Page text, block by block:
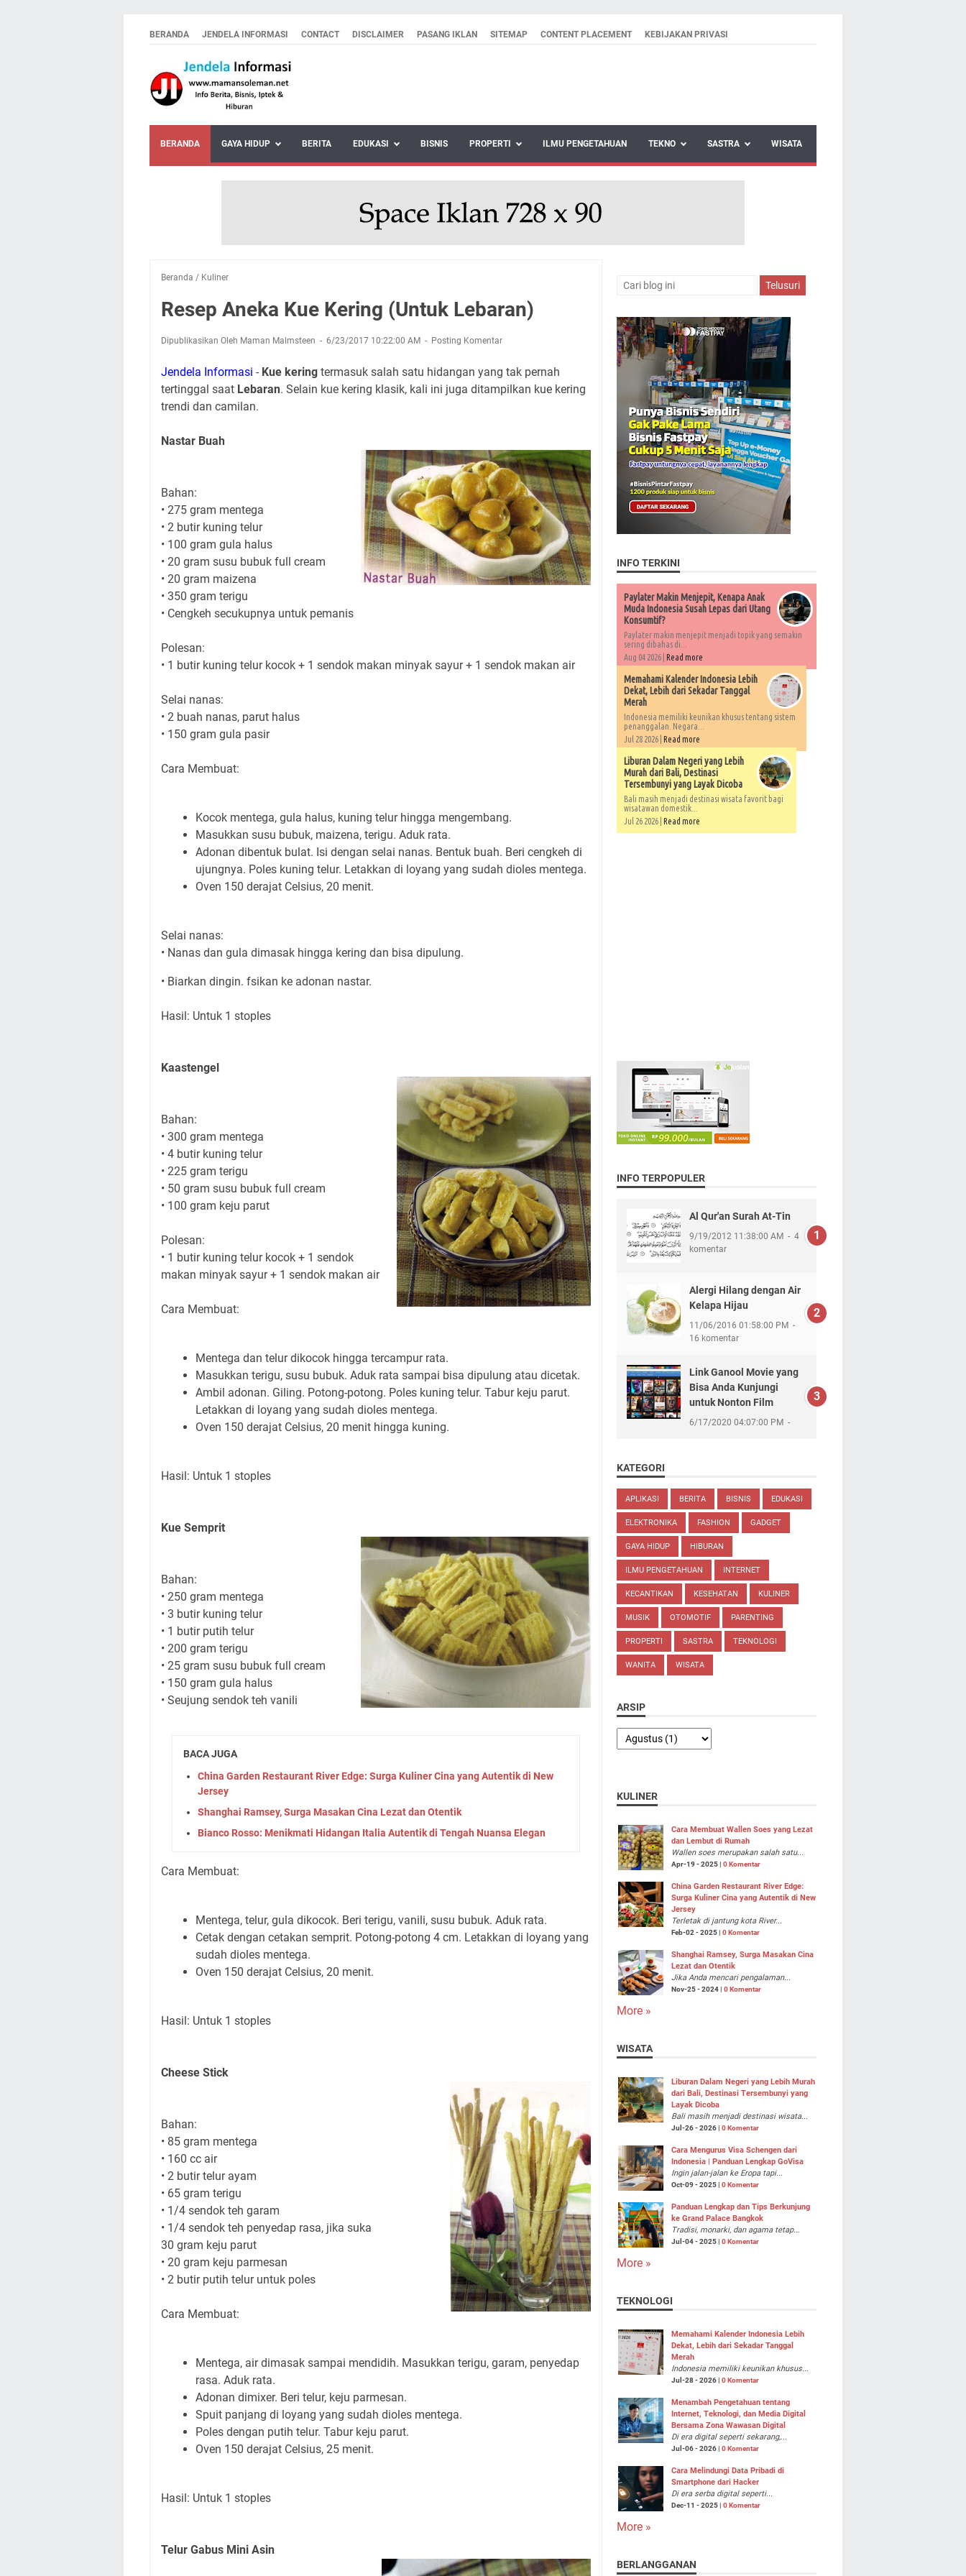
BERANDA JENDELA INFORMASI CONTACT DISCLAIMER PASANG IKLAN SITEMAP CONTENT PLACEMENT KEBIJAKAN PRIVASI
BERANDA GAYA HIDUP BERITA EDUKASI BISNIS PROPERTI ILMU PENGETAHUAN TEKNO SASTRA WISATA
Beranda / Kuliner
Resep Aneka Kue Kering (Untuk Lebaran)
Dipublikasikan Oleh Maman Malmsteen 6/23/2017 10:22:00 AM Posting Komentar
Jendela Informasi - Kue kering termasuk salah satu hidangan yang tak pernah
tertinggal saat Lebaran. Selain kue kering klasik, kali ini juga ditampilkan kue kering
trendi dan camilan.
Nastar Buah
Bahan:
• 275 gram mentega
• 2 butir kuning telur
• 100 gram gula halus
• 20 gram susu bubuk full cream
• 20 gram maizena
• 350 gram terigu
• Cengkeh secukupnya untuk pemanis
Polesan:
• 1 butir kuning telur kocok + 1 sendok makan minyak sayur + 1 sendok makan air
Selai nanas:
• 2 buah nanas, parut halus
• 150 gram gula pasir
Cara Membuat:
Kocok mentega, gula halus, kuning telur hingga mengembang.
Masukkan susu bubuk, maizena, terigu. Aduk rata.
Adonan dibentuk bulat. Isi dengan selai nanas. Bentuk buah. Beri cengkeh di
ujungnya. Poles kuning telur. Letakkan di loyang yang sudah dioles mentega.
Oven 150 derajat Celsius, 20 menit.
Selai nanas:
• Nanas dan gula dimasak hingga kering dan bisa dipulung.
• Biarkan dingin. fsikan ke adonan nastar.
Hasil: Untuk 1 stoples
Kaastengel
Bahan:
• 300 gram mentega
• 4 butir kuning telur
• 225 gram terigu
• 50 gram susu bubuk full cream
• 100 gram keju parut
Polesan:
• 1 butir kuning telur kocok + 1 sendok
makan minyak sayur + 1 sendok makan air
Cara Membuat:
Mentega dan telur dikocok hingga tercampur rata.
Masukkan terigu, susu bubuk. Aduk rata sampai bisa dipulung atau dicetak.
Ambil adonan. Giling. Potong-potong. Poles kuning telur. Tabur keju parut.
Letakkan di loyang yang sudah dioles mentega.
Oven 150 derajat Celsius, 20 menit hingga kuning.
Hasil: Untuk 1 stoples
Kue Semprit
Bahan:
• 250 gram mentega
• 3 butir kuning telur
• 1 butir putih telur
• 200 gram terigu
• 25 gram susu bubuk full cream
• 150 gram gula halus
• Seujung sendok teh vanili
BACA JUGA
China Garden Restaurant River Edge: Surga Kuliner Cina yang Autentik di New
Jersey
Shanghai Ramsey, Surga Masakan Cina Lezat dan Otentik
Bianco Rosso: Menikmati Hidangan Italia Autentik di Tengah Nuansa Elegan
Cara Membuat:
Mentega, telur, gula dikocok. Beri terigu, vanili, susu bubuk. Aduk rata.
Cetak dengan cetakan semprit. Potong-potong 4 cm. Letakkan di loyang yang
sudah dioles mentega.
Oven 150 derajat Celsius, 20 menit.
Hasil: Untuk 1 stoples
Cheese Stick
Bahan:
• 85 gram mentega
• 160 cc air
• 2 butir telur ayam
• 65 gram terigu
• 1/4 sendok teh garam
• 1/4 sendok teh penyedap rasa, jika suka
30 gram keju parut
• 20 gram keju parmesan
• 2 butir putih telur untuk poles
Cara Membuat:
Mentega, air dimasak sampai mendidih. Masukkan terigu, garam, penyedap
rasa. Aduk rata.
Adonan dimixer. Beri telur, keju parmesan.
Spuit panjang di loyang yang sudah dioles mentega.
Poles dengan putih telur. Tabur keju parut.
Oven 150 derajat Celsius, 25 menit.
Hasil: Untuk 1 stoples
Telur Gabus Mini Asin
INFO TERKINI
Paylater Makin Menjepit, Kenapa Anak
Muda Indonesia Susah Lepas dari Utang
Konsumtif?
Paylater makin menjepit menjadi topik yang semakin
sering dibahas di...
Aug 04 2026 | Read more
Memahami Kalender Indonesia Lebih
Dekat, Lebih dari Sekadar Tanggal
Merah
Indonesia memiliki keunikan khusus tentang sistem
penanggalan. Negara...
Jul 28 2026 | Read more
Liburan Dalam Negeri yang Lebih
Murah dari Bali, Destinasi
Tersembunyi yang Layak Dicoba
Bali masih menjadi destinasi wisata favorit bagi
wisatawan domestik...
Jul 26 2026 | Read more
INFO TERPOPULER
Al Qur'an Surah At-Tin
9/19/2012 11:38:00 AM
4
komentar
Alergi Hilang dengan Air
Kelapa Hijau
11/06/2016 01:58:00 PM
16 komentar
Link Ganool Movie yang
Bisa Anda Kunjungi
untuk Nonton Film
6/17/2020 04:07:00 PM
KATEGORI
APLIKASI BERITA BISNIS EDUKASI
ELEKTRONIKA FASHION GADGET
GAYA HIDUP HIBURAN
ILMU PENGETAHUAN INTERNET
KECANTIKAN KESEHATAN KULINER
MUSIK OTOMOTIF PARENTING
PROPERTI SASTRA TEKNOLOGI
WANITA WISATA
ARSIP
KULINER
Cara Membuat Wallen Soes yang Lezat
dan Lembut di Rumah
Wallen soes merupakan salah satu...
Apr-19 - 2025 | 0 Komentar
China Garden Restaurant River Edge:
Surga Kuliner Cina yang Autentik di New
Jersey
Terletak di jantung kota River...
Feb-02 - 2025 | 0 Komentar
Shanghai Ramsey, Surga Masakan Cina
Lezat dan Otentik
Jika Anda mencari pengalaman...
Nov-25 - 2024 | 0 Komentar
More »
WISATA
Liburan Dalam Negeri yang Lebih Murah
dari Bali, Destinasi Tersembunyi yang
Layak Dicoba
Bali masih menjadi destinasi wisata...
Jul-26 - 2026 | 0 Komentar
Cara Mengurus Visa Schengen dari
Indonesia | Panduan Lengkap GoVisa
Ingin jalan-jalan ke Eropa tapi...
Oct-09 - 2025 | 0 Komentar
Panduan Lengkap dan Tips Berkunjung
ke Grand Palace Bangkok
Tradisi, monarki, dan agama tetap...
Jul-04 - 2025 | 0 Komentar
More »
TEKNOLOGI
Memahami Kalender Indonesia Lebih
Dekat, Lebih dari Sekadar Tanggal
Merah
Indonesia memiliki keunikan khusus...
Jul-28 - 2026 | 0 Komentar
Menambah Pengetahuan tentang
Internet, Teknologi, dan Media Digital
Bersama Zona Wawasan Digital
Di era digital seperti sekarang,...
Jul-06 - 2026 | 0 Komentar
Cara Melindungi Data Pribadi di
Smartphone dari Hacker
Di era serba digital seperti...
Dec-11 - 2025 | 0 Komentar
More »
BERLANGGANAN